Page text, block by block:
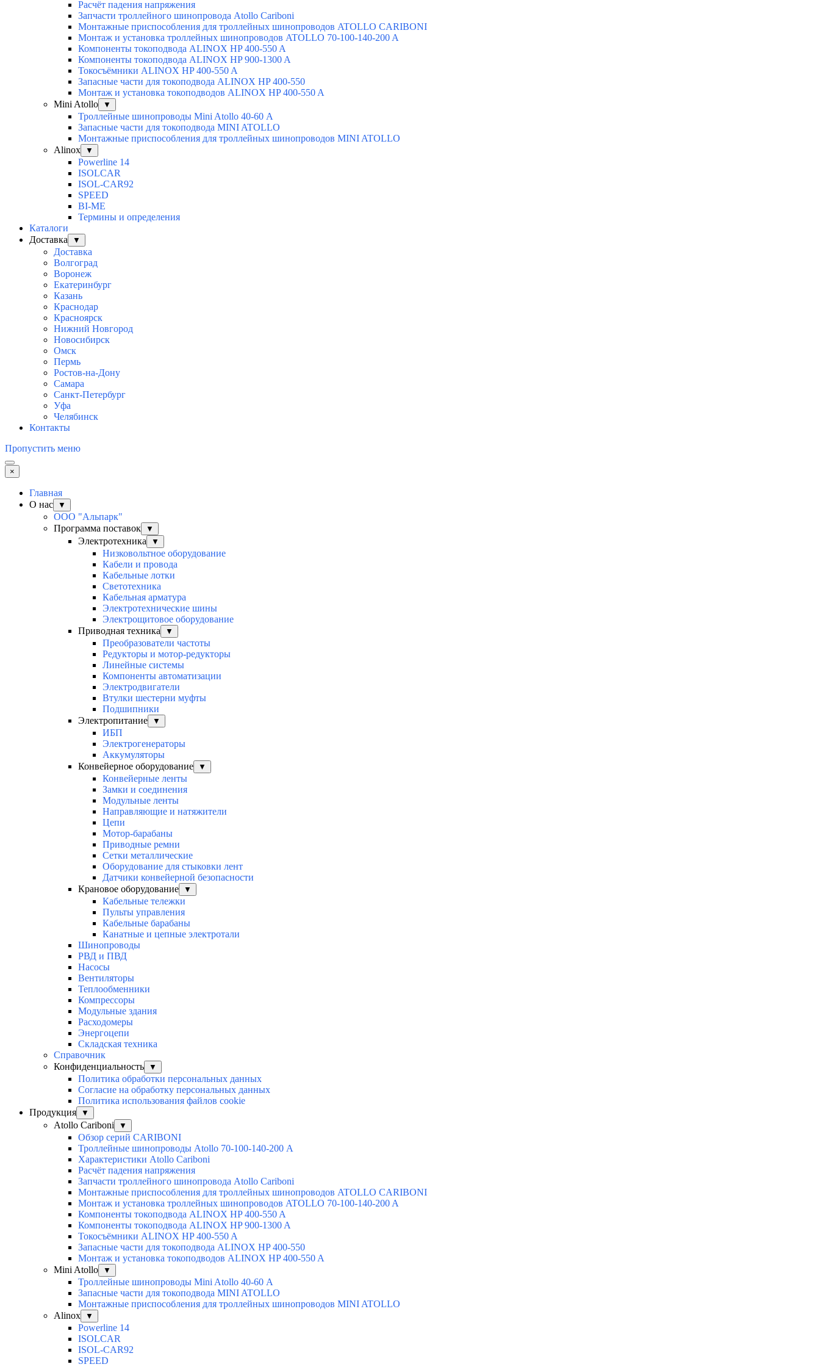
Расчёт падения напряжения
Запчасти троллейного шинопровода Atollo Cariboni
Монтажные приспособления для троллейных шинопроводов ATOLLO CARIBONI
Монтаж и установка троллейных шинопроводов ATOLLO 70-100-140-200 A
Компоненты токоподвода ALINOX HP 400-550 A
Компоненты токоподвода ALINOX HP 900-1300 A
Токосъёмники ALINOX HP 400-550 A
Запасные части для токоподвода ALINOX HP 400-550
Монтаж и установка токоподводов ALINOX HP 400-550 A
Mini Atollo
▼
Троллейные шинопроводы Mini Atollo 40-60 А
Запасные части для токоподвода MINI ATOLLO
Монтажные приспособления для троллейных шинопроводов MINI ATOLLO
Alinox
▼
Powerline 14
ISOLCAR
ISOL-CAR92
SPEED
BI-ME
Термины и определения
Каталоги
Доставка
▼
Доставка
Волгоград
Воронеж
Екатеринбург
Казань
Краснодар
Красноярск
Нижний Новгород
Новосибирск
Омск
Пермь
Ростов-на-Дону
Самара
Санкт-Петербург
Уфа
Челябинск
Контакты
Пропустить меню
×
Главная
О нас
▼
ООО "Альпарк"
Программа поставок
▼
Электротехника ▼
Низковольтное оборудование
Кабели и провода
Кабельные лотки
Светотехника
Кабельная арматура
Электротехнические шины
Электрощитовое оборудование
Приводная техника
▼
Преобразователи частоты
Редукторы и мотор-редукторы
Линейные системы
Компоненты автоматизации
Электродвигатели
Втулки шестерни муфты
Подшипники
Электропитание
▼
ИБП
Электрогенераторы
Аккумуляторы
Конвейерное оборудование
▼
Конвейерные ленты
Замки и соединения
Модульные ленты
Направляющие и натяжители
Цепи
Мотор-барабаны
Приводные ремни
Сетки металлические
Оборудование для стыковки лент
Датчики конвейерной безопасности
Крановое оборудование
▼
Кабельные тележки
Пульты управления
Кабельные барабаны
Канатные и цепные электротали
Шинопроводы
РВД и ПВД
Насосы
Вентиляторы
Теплообменники
Компрессоры
Модульные здания
Расходомеры
Энергоцепи
Складская техника
Справочник
Конфиденциальность
▼
Политика обработки персональных данных
Согласие на обработку персональных данных
Политика использования файлов cookie
Продукция
▼
Atollo Cariboni ▼
Обзор серий CARIBONI
Троллейные шинопроводы Atollo 70-100-140-200 А
Характеристики Atollo Cariboni
Расчёт падения напряжения
Запчасти троллейного шинопровода Atollo Cariboni
Монтажные приспособления для троллейных шинопроводов ATOLLO CARIBONI
Монтаж и установка троллейных шинопроводов ATOLLO 70-100-140-200 A
Компоненты токоподвода ALINOX HP 400-550 A
Компоненты токоподвода ALINOX HP 900-1300 A
Токосъёмники ALINOX HP 400-550 A
Запасные части для токоподвода ALINOX HP 400-550
Монтаж и установка токоподводов ALINOX HP 400-550 A
Mini Atollo
▼
Троллейные шинопроводы Mini Atollo 40-60 А
Запасные части для токоподвода MINI ATOLLO
Монтажные приспособления для троллейных шинопроводов MINI ATOLLO
Alinox
▼
Powerline 14
ISOLCAR
ISOL-CAR92
SPEED